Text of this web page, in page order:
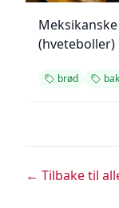
(hveteboller)
brød
← Tilbake til